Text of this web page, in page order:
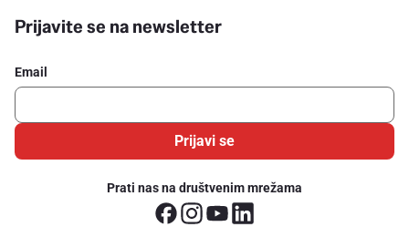
Prijavite se na newsletter
Email
Prijavi se
Prati nas na društvenim mrežama